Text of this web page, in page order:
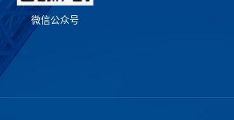
微信公众号